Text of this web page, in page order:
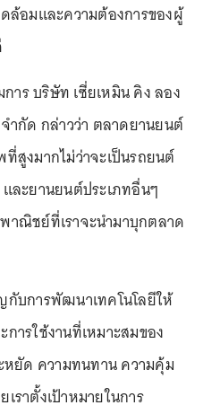
ล้อมและความต้องการของผู้
าร บริษัท เซี่ยเหมิน คิง ลอง
ำกัด กล่าวว่า ตลาดยานยนต์
สูงมากไม่ว่าจะเป็นรถยนต์
ละยานยนต์ประเภทอื่นๆ
าณิชย์ที่เราจะนำมาบุกตลาด
กับการพัฒนาเทคโนโลยีให้
ารใช้งานที่เหมาะสมของ
ยัด ความทนทาน ความคุ้ม
ราตั้งเป้าหมายในการ